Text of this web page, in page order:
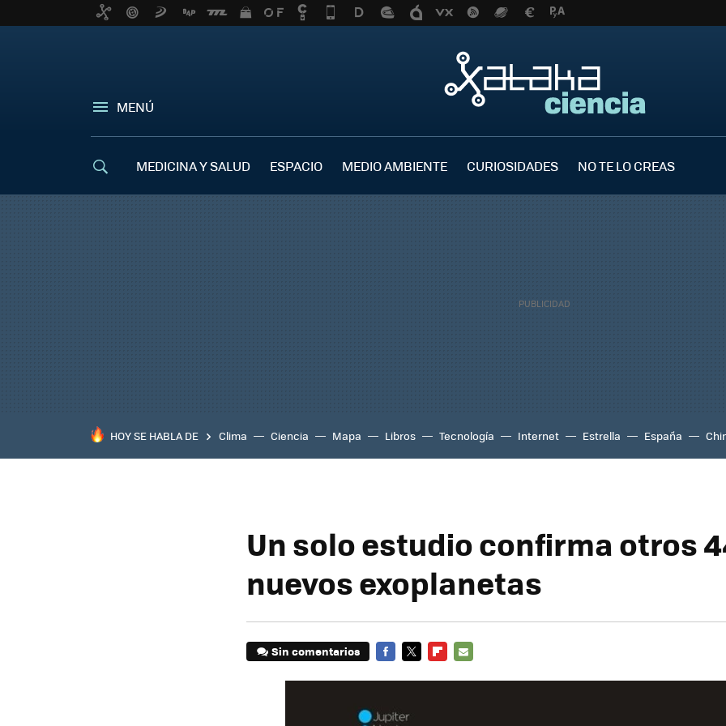
MENÚ
MEDICINA Y SALUD ESPACIO MEDIO AMBIENTE CURIOSIDADES NO TE LO CREAS
HOY SE HABLA DE Clima Ciencia Mapa Libros Tecnología Internet Estrella España
Un solo estudio confirma otros
nuevos exoplanetas
Sin comentarios